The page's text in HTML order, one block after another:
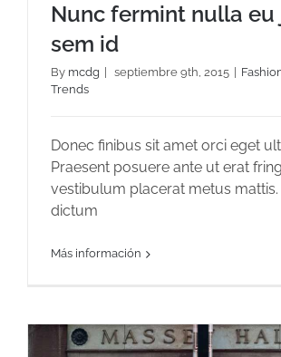
Nunc fermint nulla eu
sem id
By mcdg septiembre 9th, 2015
Trends
Donec finibus sit amet orci eget
Praesent posuere ante ut erat
vestibulum placerat metus mattis.
dictum
Más información